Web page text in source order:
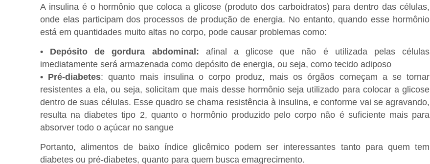
A insulina é o hormônio que coloca a glicose (produto dos carboidratos) para dentro das células,
onde elas participam dos processos de produção de energia. No entanto, quando esse hormônio
está em quantidades muito altas no corpo, pode causar problemas como:
• Depósito de gordura abdominal: afinal a glicose que não é utilizada pelas células
imediatamente será armazenada como depósito de energia, ou seja, como tecido adiposo
• Pré-diabetes: quanto mais insulina o corpo produz, mais os órgãos começam a se tornar
resistentes a ela, ou seja, solicitam que mais desse hormônio seja utilizado para colocar a glicose
dentro de suas células. Esse quadro se chama resistência à insulina, e conforme vai se agravando,
resulta na diabetes tipo 2, quanto o hormônio produzido pelo corpo não é suficiente mais para
absorver todo o açúcar no sangue
Portanto, alimentos de baixo índice glicêmico podem ser interessantes tanto para quem tem
diabetes ou pré-diabetes, quanto para quem busca emagrecimento.